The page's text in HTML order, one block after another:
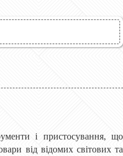
і пристосування, що
від відомих світових та